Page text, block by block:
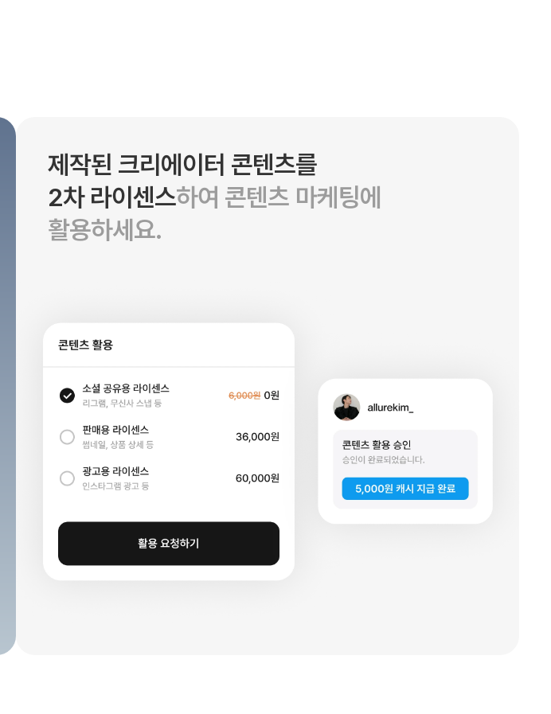
제작된 크리에이터 콘텐츠를
2차 라이센스하여 콘텐츠 마케팅에
활용하세요.